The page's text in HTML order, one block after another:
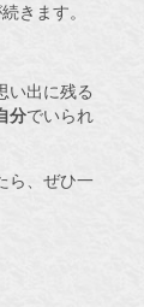
きます。
い出に残る
分でいられ
ら、ぜひ一